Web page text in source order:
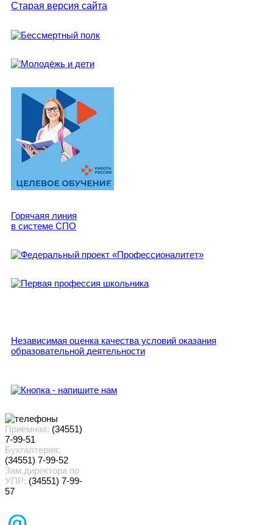
Старая версия сайта
Горячаяя линия
в системе СПО
Независимая оценка качества условий оказания
образовательной деятельности
Приёмная: (34551)
7-99-51
Бухгалтерия:
(34551) 7-99-52
Зам.директора по
УПР: (34551) 7-99-
57